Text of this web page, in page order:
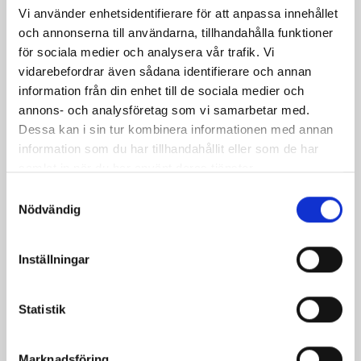
Vi använder enhetsidentifierare för att anpassa innehållet
och annonserna till användarna, tillhandahålla funktioner
för sociala medier och analysera vår trafik. Vi
vidarebefordrar även sådana identifierare och annan
information från din enhet till de sociala medier och
annons- och analysföretag som vi samarbetar med.
Dessa kan i sin tur kombinera informationen med annan
information som du har tillhandahållit eller som de har
Nödvändig
Inställningar
Statistik
RFB Veteran Armskenor
Pris
469,00 kr
Kunder som köpt denna produkt köpte
också: